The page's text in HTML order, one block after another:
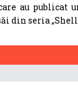
au publicat
din seria